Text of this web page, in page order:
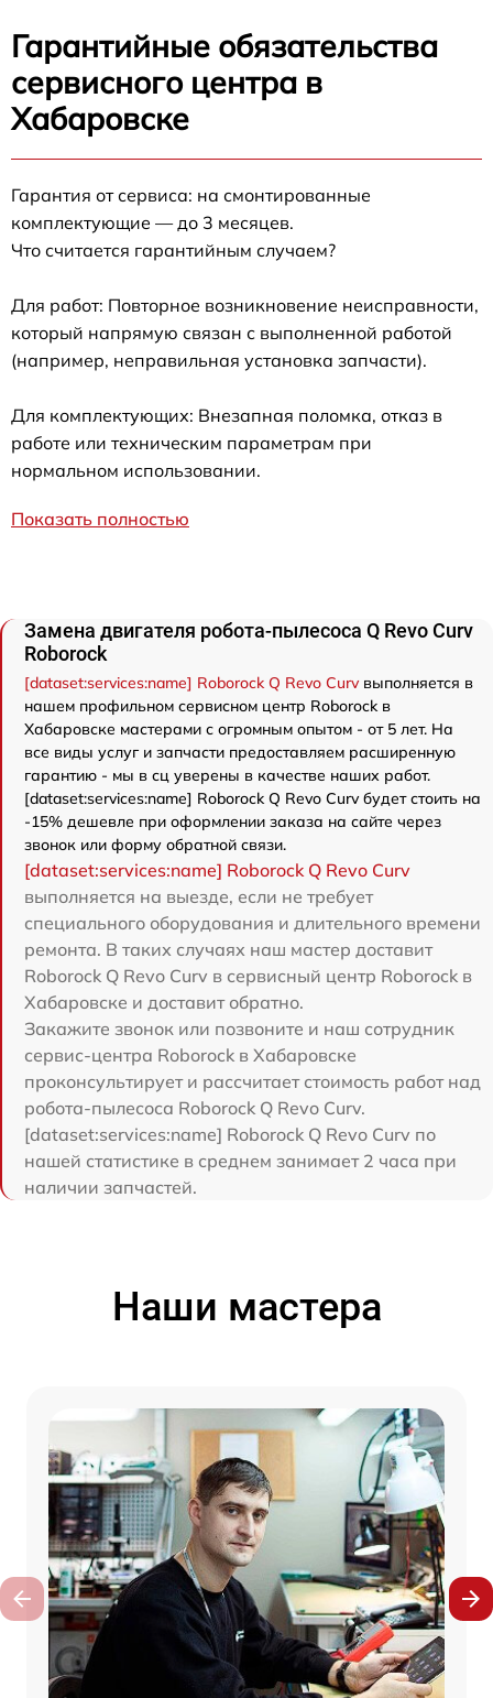
Гарантийные обязательства
сервисного центра в
Хабаровске
Гарантия от сервиса: на смонтированные
комплектующие — до 3 месяцев.
Что считается гарантийным случаем?
Для работ: Повторное возникновение неисправности,
который напрямую связан с выполненной работой
(например, неправильная установка запчасти).
Для комплектующих: Внезапная поломка, отказ в
работе или техническим параметрам при
нормальном использовании.
Показать полностью
Замена двигателя робота-пылесоса Q Revo Curv
Roborock
[dataset:services:name] Roborock Q Revo Curvвыполняется в
нашем профильном сервисном центр Roborock в
Хабаровске мастерами с огромным опытом - от 5 лет. На
все виды услуг и запчасти предоставляем расширенную
гарантию - мы в сц уверены в качестве наших работ.
[dataset:services:name] Roborock Q Revo Curv будет стоить на
-15% дешевле при оформлении заказа на сайте через
звонок или форму обратной связи.
[dataset:services:name] Roborock Q Revo Curv
выполняется на выезде, если не требует
специального оборудования и длительного времени
ремонта. В таких случаях наш мастер доставит
Roborock Q Revo Curv в сервисный центр Roborock в
Хабаровске и доставит обратно.
Закажите звонок или позвоните и наш сотрудник
сервис-центра Roborock в Хабаровске
проконсультирует и рассчитает стоимость работ над
робота-пылесоса Roborock Q Revo Curv.
[dataset:services:name] Roborock Q Revo Curv по
нашей статистике в среднем занимает 2 часа при
наличии запчастей.
Наши мастера